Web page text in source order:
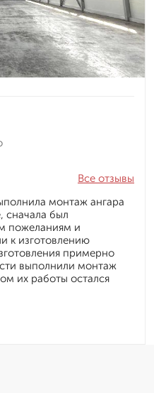
Все отзывы
монтаж ангара
сначала был
пожеланиям и
к изготовлению
примерно
выполнили монтаж
их работы остался